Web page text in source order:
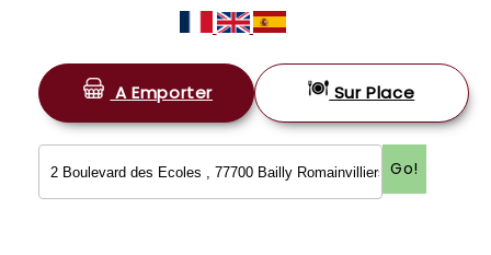
ACCUEIL
LA CARTE
A Emporter Sur Place
Go!